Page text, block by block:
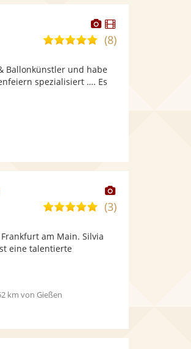
Dieser
Künstler
stellt
bereit.
Dieser
Künstler
5,0
5
Sternen
(8)
Ballonkünstler und habe
spezialisiert …. Es
Dieser
Künstler
5,0
5
(3)
am Main. Silvia
eine talentierte
km von Gießen